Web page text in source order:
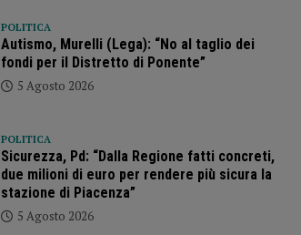
POLITICA
Autismo, Murelli (Lega): “No al taglio dei
fondi per il Distretto di Ponente”
5 Agosto 2026
POLITICA
Sicurezza, Pd: “Dalla Regione fatti concreti,
due milioni di euro per rendere più sicura la
stazione di Piacenza”
5 Agosto 2026